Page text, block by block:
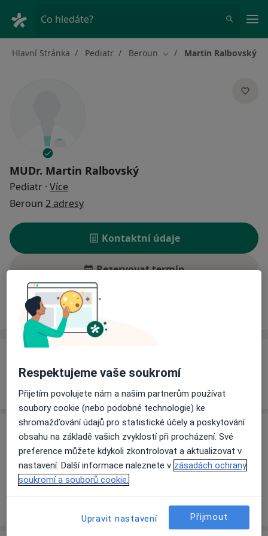
Co hledáte?
Hlavní Stránka Pediatr Beroun Změna města
Martin Ralbovský
MUDr. Martin Ralbovský
Pediatr · Více
Beroun 2 adresy
Kontaktní údaje
Rezervovat termín
Zkušenosti Ceník
Pacienti, které ošetřuji
Dospělí (Pouze na některých adresách)
Ceník
Informace o službách a cenách nejsou k dispozici
Tento specialista ještě nepřidával žádné informace o
svých službách.
Respektujeme vaše soukromí
Přijetím povolujete nám a našim partnerům používat
soubory cookie (nebo podobné technologie) ke
shromažďování údajů pro statistické účely a poskytování
obsahu na základě vašich zvyklostí při procházení. Své
preference můžete kdykoli zkontrolovat a aktualizovat v
nastavení. Další informace naleznete v zásadách ochrany
soukromí a souborů cookie.
Upravit nastavení Přijmout